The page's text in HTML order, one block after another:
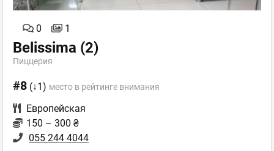
0 1
Belissima (2)
Пиццерия
#8 (↓1) место в рейтинге внимания
Европейская
150 – 300 ₴
055 244 4044